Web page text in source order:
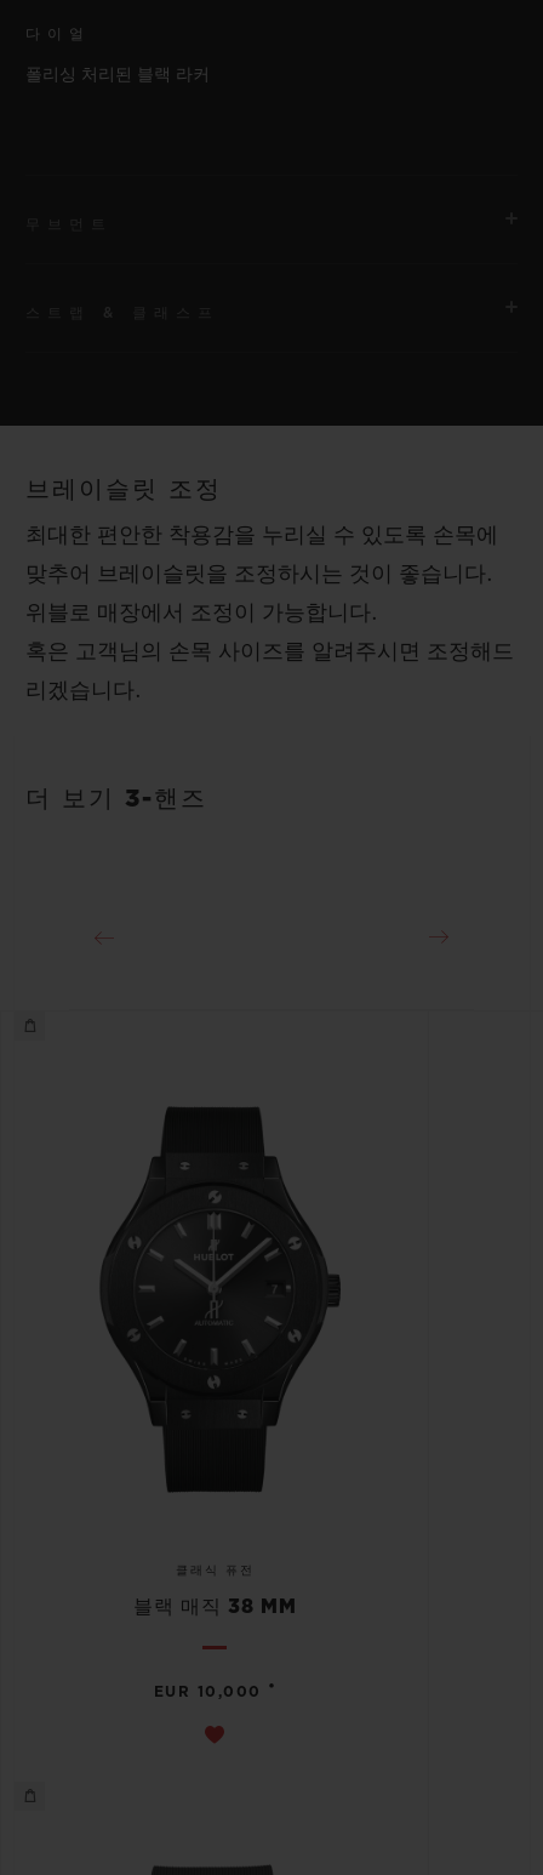
다이얼
폴리싱 처리된 블랙 라커
약 48시간
스트랩
클래스프
블랙 세라믹 및 블랙 도금 티타늄 스페셜 디플로이언트 버클 클래
스프
브레이슬릿 조정
최대한 편안한 착용감을 누리실 수 있도록 손목에
맞추어 브레이슬릿을 조정하시는 것이 좋습니다.
위블로 매장에서 조정이 가능합니다.
혹은 고객님의 손목 사이즈를 알려주시면 조정해드
리겠습니다.
더 보기 3-핸즈
클래식 퓨전
블랙 매직 38 MM
EUR 10,000 •